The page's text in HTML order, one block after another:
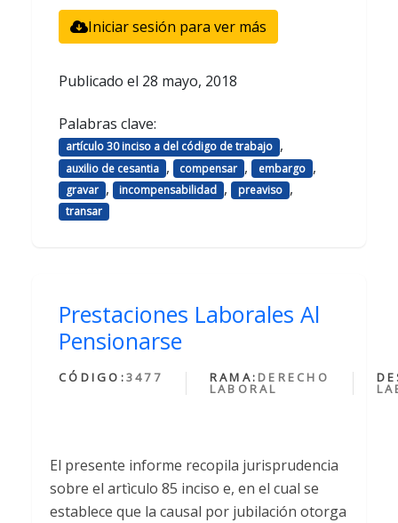
Iniciar sesión para ver más
Publicado el 28 mayo, 2018
Palabras clave:
artículo 30 inciso a del código de trabajo ,
auxilio de cesantia , compensar , embargo ,
gravar , incompensabilidad , preaviso ,
transar
Prestaciones Laborales Al
Pensionarse
CÓDIGO:3477 RAMA: DERECHO
LABORAL
El presente informe recopila jurisprudencia
sobre el artìculo 85 inciso e, en el cual se
establece que la causal por jubilación otorga